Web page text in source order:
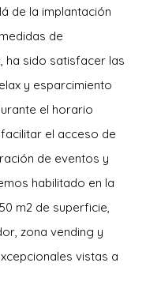
de la implantación
de
ha sido satisfacer las
y esparcimiento
el horario
el acceso de
de eventos y
habilitado en la
m2 de superficie,
zona vending y
vistas a